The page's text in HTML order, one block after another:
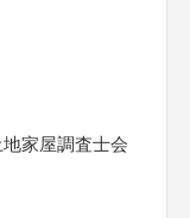
家屋調査士会